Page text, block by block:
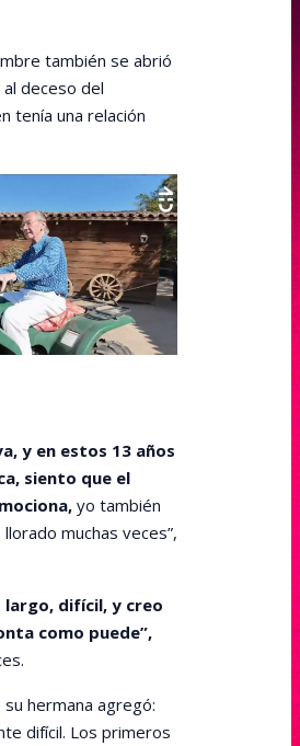
también se abrió
deceso del
tenía una relación
y en estos 13 años
siento que el
yo también
muchas veces”,
largo, difícil, y creo
como puede”,
hermana agregó:
difícil. Los primeros